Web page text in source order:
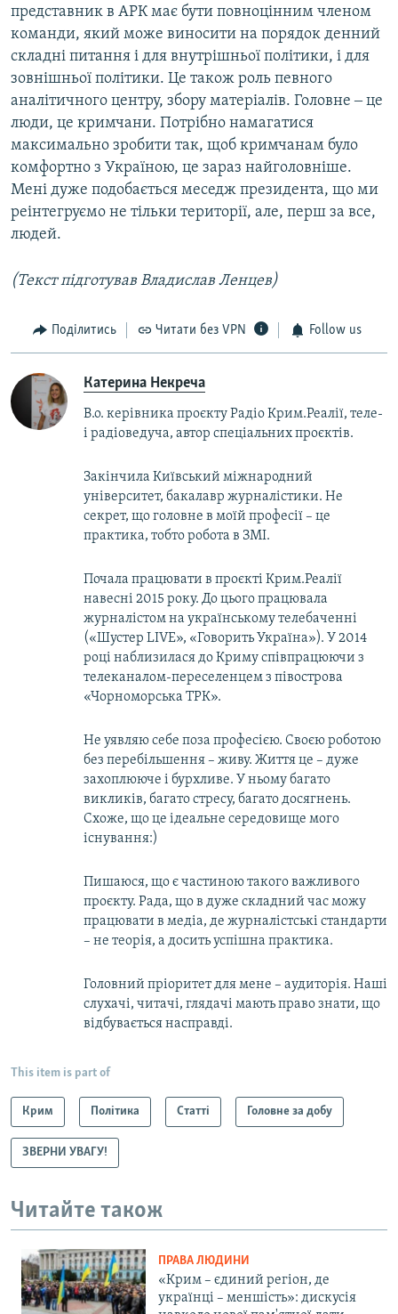
представник в АРК має бути повноцінним членом
команди, який може виносити на порядок денний
складні питання і для внутрішньої політики, і для
зовнішньої політики. Це також роль певного
аналітичного центру, збору матеріалів. Головне ‒ це
люди, це кримчани. Потрібно намагатися
максимально зробити так, щоб кримчанам було
комфортно з Україною, це зараз найголовніше.
Мені дуже подобається меседж президента, що ми
реінтегруємо не тільки території, але, перш за все,
людей.
(Текст підготував Владислав Ленцев)
Поділитись Читати без VPN Follow us
Катерина Некреча
В.о. керівника проєкту Радіо Крим.Реалії, теле-
і радіоведуча, автор спеціальних проєктів.
Закінчила Київський міжнародний
університет, бакалавр журналістики. Не
секрет, що головне в моїй професії – це
практика, тобто робота в ЗМІ.
Почала працювати в проєкті Крим.Реалії
навесні 2015 року. До цього працювала
журналістом на українському телебаченні
(«Шустер LIVE», «Говорить Україна»). У 2014
році наблизилася до Криму співпрацюючи з
телеканалом-переселенцем з півострова
«Чорноморська ТРК».
Не уявляю себе поза професією. Своєю роботою
без перебільшення – живу. Життя це – дуже
захоплююче і бурхливе. У ньому багато
викликів, багато стресу, багато досягнень.
Схоже, що це ідеальне середовище мого
існування:)
Пишаюся, що є частиною такого важливого
проєкту. Рада, що в дуже складний час можу
працювати в медіа, де журналістські стандарти
– не теорія, а досить успішна практика.
Головний пріоритет для мене – аудиторія. Наші
слухачі, читачі, глядачі мають право знати, що
відбувається насправді.
This item is part of
Крим Політика Статті Головне за добу
ЗВЕРНИ УВАГУ!
Читайте також
ПРАВА ЛЮДИНИ
«Крим – єдиний регіон, де
українці – меншість»: дискусія